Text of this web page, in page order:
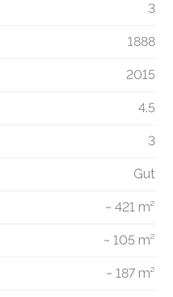
3
1888
2015
4.5
3
Gut
~ 421 m²
~ 105 m²
~ 187 m²